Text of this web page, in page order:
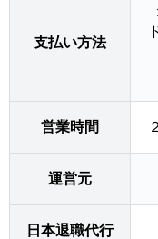
支払い方法
営業時間
運営元
日本退職代行